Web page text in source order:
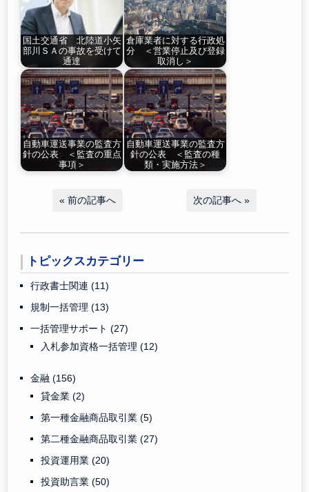
国土交通省 北陸道小矢
部川ＳＡの事故を受けて
通達
倉庫業者に対する行政処
分 ＜営業停止及び登録
取消し＞
自動車運送事業の監査方
針の公表 ＜監査の重点
事項＞
自動車運送事業の監査方
針の公表 ＜監査の種
類・実施方法＞
« 前の記事へ 次の記事へ »
トピックスカテゴリー
行政書士関連(11)
規制一括管理(13)
一括管理サポート(27)
入札参加資格一括管理(12)
金融(156)
貸金業(2)
第一種金融商品取引業(5)
第二種金融商品取引業(27)
投資運用業(20)
投資助言業(50)